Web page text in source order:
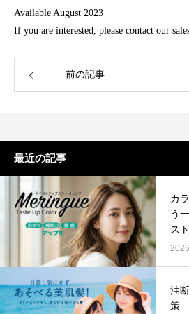
Available August 2023
If you are interested, please contact our
前の記事
最近の記事
カ
う
ス
ゲ』
油
策